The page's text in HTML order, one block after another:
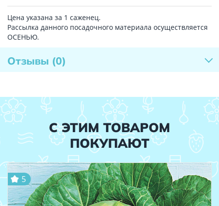
Цена указана за 1 саженец.
Рассылка данного посадочного материала осуществляется
ОСЕНЬЮ.
Отзывы (0)
С ЭТИМ ТОВАРОМ
ПОКУПАЮТ
5